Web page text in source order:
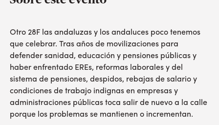
Otro 28F las andaluzas y los andaluces poco tenemos
que celebrar. Tras años de movilizaciones para
defender sanidad, educación y pensiones públicas y
haber enfrentado EREs, reformas laborales y del
sistema de pensiones, despidos, rebajas de salario y
condiciones de trabajo indignas en empresas y
administraciones públicas toca salir de nuevo a la calle
porque los problemas se mantienen o incrementan.